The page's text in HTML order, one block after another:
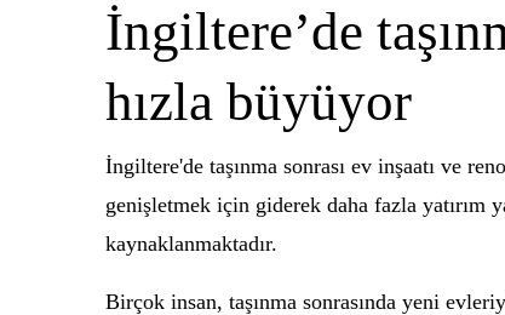
İngiltere’de
hızla büyüyor
İngiltere'de taşınma sonrası ev inşaatı ve
genişletmek için giderek daha fazla yatırım
kaynaklanmaktadır.
Birçok insan, taşınma sonrasında yeni